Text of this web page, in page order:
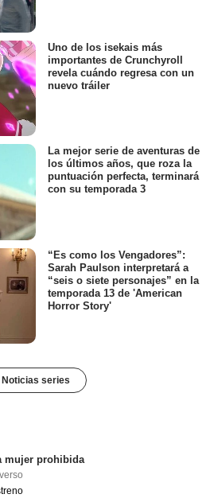
Uno de los isekais más
importantes de Crunchyroll
revela cuándo regresa con un
nuevo tráiler
La mejor serie de aventuras de
los últimos años, que roza la
puntuación perfecta, terminará
con su temporada 3
“Es como los Vengadores”:
Sarah Paulson interpretará a
“seis o siete personajes” en la
temporada 13 de 'American
Horror Story'
Noticias series
mujer prohibida